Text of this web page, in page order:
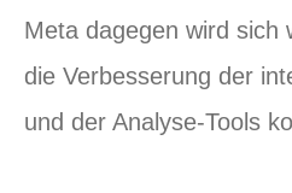
Meta dagegen wird sich
die Verbesserung der
und der Analyse-Tools